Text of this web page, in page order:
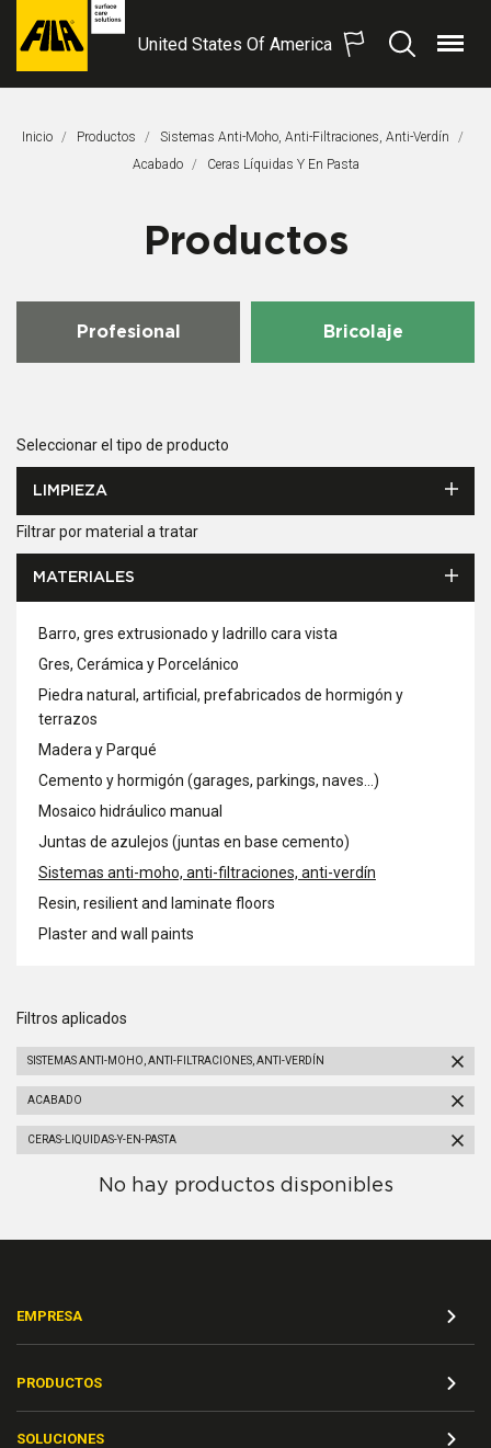
FILA
S.p.A.
United States Of America
BuscarMenú
Inicio Productos
Sistemas Anti-Moho, Anti-Filtraciones, Anti-Verdín
Acabado
Página Actual:
Ceras Líquidas Y En Pasta
Productos
Profesional Bricolaje
Seleccionar el tipo de producto
LIMPIEZA
Filtrar por material a tratar
MATERIALES
Barro, gres extrusionado y ladrillo cara vista
Gres, Cerámica y Porcelánico
Piedra natural, artificial, prefabricados de hormigón y
terrazos
Madera y Parqué
Cemento y hormigón (garages, parkings, naves...)
Mosaico hidráulico manual
Juntas de azulejos (juntas en base cemento)
Sistemas anti-moho, anti-filtraciones, anti-verdín
Resin, resilient and laminate floors
Plaster and wall paints
Filtros aplicados
SISTEMAS ANTI-MOHO, ANTI-FILTRACIONES, ANTI-VERDÍN
ACABADO
CERAS-LIQUIDAS-Y-EN-PASTA
No hay productos disponibles
EMPRESA
PRODUCTOS
SOLUCIONES